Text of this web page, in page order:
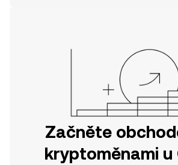
Začněte
kryptoměnami u